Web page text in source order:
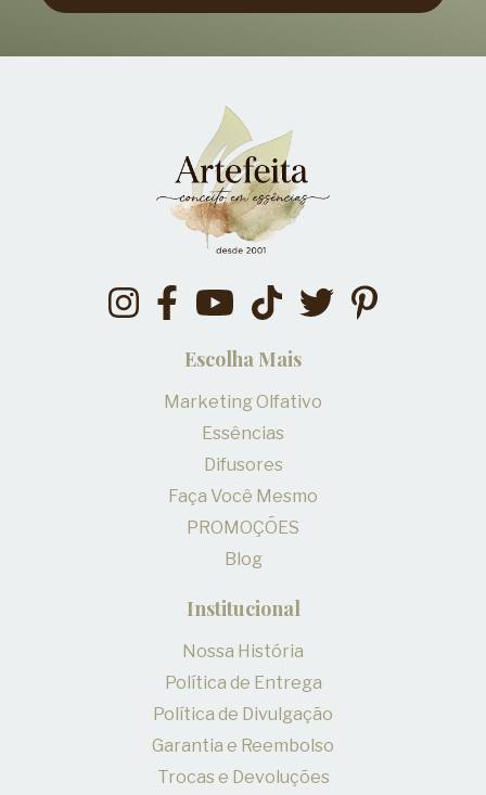
Escolha Mais
Marketing Olfativo
Essências
Difusores
Faça Você Mesmo
PROMOÇÕES
Blog
Institucional
Nossa História
Política de Entrega
Política de Divulgação
Garantia e Reembolso
Trocas e Devoluções